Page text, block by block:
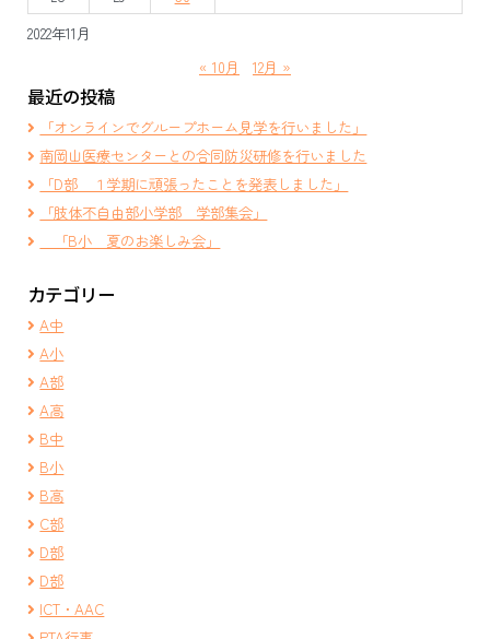
2022年11月
« 10月 12月 »
最近の投稿
「オンラインでグループホーム見学を行いました」
南岡山医療センターとの合同防災研修を行いました
「D部 １学期に頑張ったことを発表しました」
「肢体不自由部小学部 学部集会」
「B小 夏のお楽しみ会」
カテゴリー
A中
A小
A部
A高
B中
B小
B高
C部
D部
D部
ICT・AAC